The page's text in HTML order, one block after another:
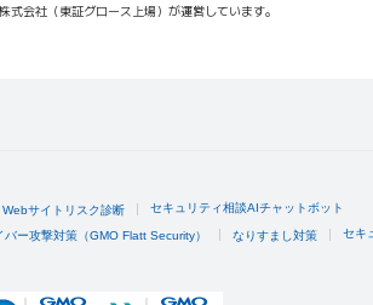
会社（東証グロース上場）が運営しています。
Webサイトリスク診断 セキュリティ相談AIチャットボット
バー攻撃対策（GMO Flatt Security） なりすまし対策 セキ